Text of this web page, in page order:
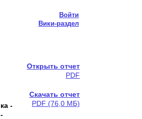
Войти
Вики-раздел
-
Открыть отчет
PDF
Скачать отчет
PDF (76,0 МБ)